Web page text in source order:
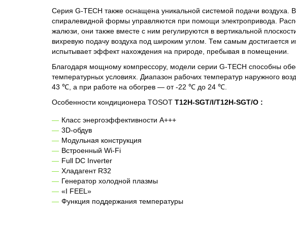
Серия G-TECH также оснащена уникальной системой подачи
спиралевидной формы управляются при помощи электропривода.
жалюзи, они также вместе с ним регулируются в вертикальной
вихревую подачу воздуха под широким углом. Тем самым достигается
испытывает эффект нахождения на природе, пребывая в помещении.
Благодаря мощному компрессору, модели серии G-TECH способны
температурных условиях. Диапазон рабочих температур наружного
43 ℃, а при работе на обогрев — от -22 ℃ до 24 ℃.
Особенности кондиционера TOSOT T12H-SGT/I/T12H-SGT/O :
Класс энергоэффективности A+++
3D-обдув
Модульная конструкция
Встроенный Wi-Fi
Full DC Inverter
Хладагент R32
Генератор холодной плазмы
«I FEEL»
Функция поддержания температуры